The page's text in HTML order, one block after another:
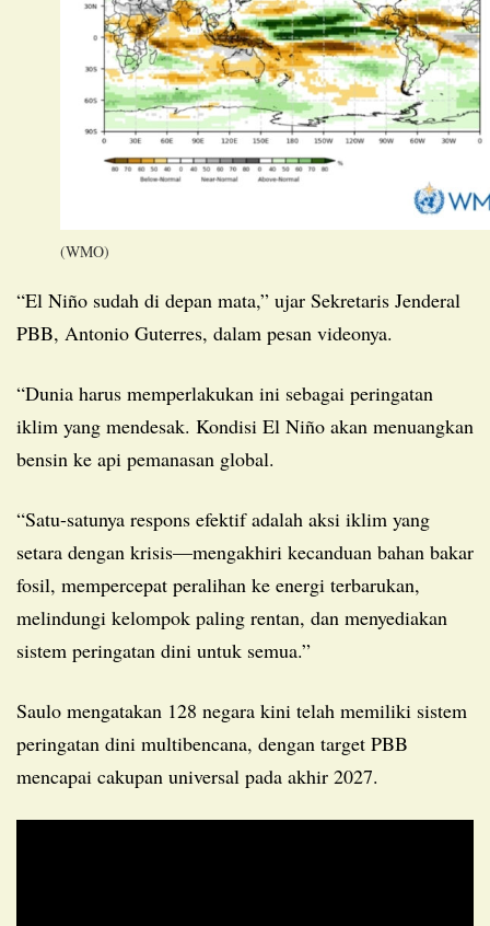
(WMO)
“El Niño sudah di depan mata,” ujar Sekretaris Jenderal
PBB, Antonio Guterres, dalam pesan videonya.
“Dunia harus memperlakukan ini sebagai peringatan
iklim yang mendesak. Kondisi El Niño akan menuangkan
bensin ke api pemanasan global.
“Satu-satunya respons efektif adalah aksi iklim yang
setara dengan krisis—mengakhiri kecanduan bahan bakar
fosil, mempercepat peralihan ke energi terbarukan,
melindungi kelompok paling rentan, dan menyediakan
sistem peringatan dini untuk semua.”
Saulo mengatakan 128 negara kini telah memiliki sistem
peringatan dini multibencana, dengan target PBB
mencapai cakupan universal pada akhir 2027.